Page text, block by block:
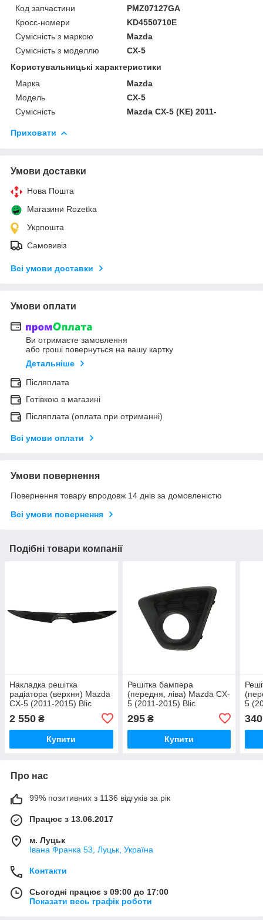
Код запчастини
PMZ07127GA
Кросс-номери
KD4550710E
Сумісність з маркою
Mazda
Сумісність з моделлю
CX-5
Користувальницькі характеристики
Марка
Mazda
Модель
CX-5
Сумісність
Mazda CX-5 (KE) 2011-
Приховати
Умови доставки
Нова Пошта
Магазини Rozetka
Укрпошта
Самовивіз
Всі умови доставки
Умови оплати
Ви отримаєте замовлення
або гроші повернуться на вашу картку
Детальніше
Післяплата
Готівкою в магазині
Післяплата (оплата при отриманні)
Всі умови оплати
Умови повернення
Повернення товару впродовж 14 днів за домовленістю
Всі умови повернення
Подібні товари компанії
Накладка решітка
радіатора (верхня) Mazda
CX-5 (2011-2015) Blic
2 550 ₴
Купити
Решітка бампера
(передня, ліва) Mazda CX-
5 (2011-2015) Blic
295₴
Купити
5
340
Про нас
99% позитивних з 1136 відгуків за рік
Працює з 13.06.2017
м. Луцьк
Івана Франка 53, Луцьк, Україна
Контакти
Сьогодні працює з 09:00 до 17:00
Показати весь графік роботи